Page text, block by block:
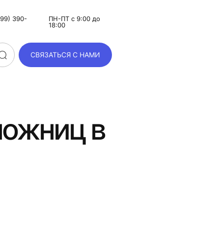
390-
ПН-ПТ с 9:00 до
18:00
СВЯЗАТЬСЯ С НАМИ
в